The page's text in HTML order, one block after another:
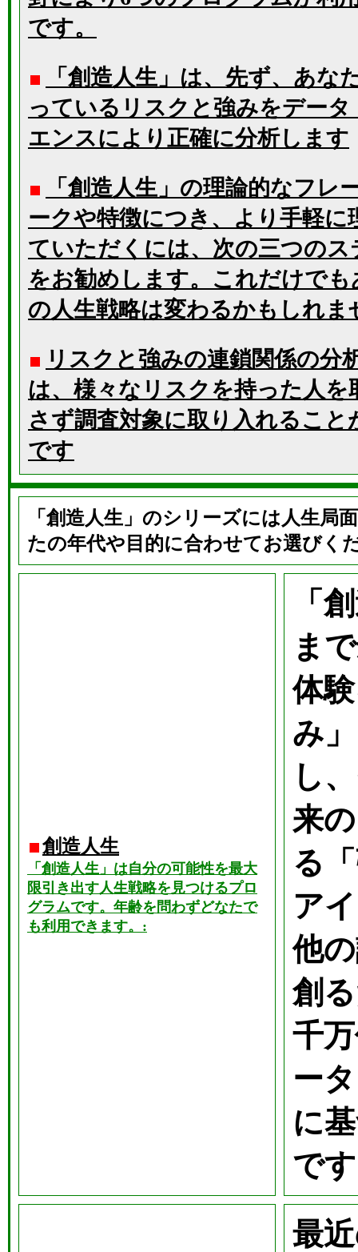
です。
「創造人生」は、先ず、あな
っているリスクと強みをデータ
エンスにより正確に分析します
「創造人生」の理論的なフレ
ークや特徴につき、より手軽に
ていただくには、次の三つのス
をお勧めします。これだけでも
の人生戦略は変わるかもしれま
リスクと強みの連鎖関係の分
は、様々なリスクを持った人を
さず調査対象に取り入れること
です
「創造人生」のシリーズには人生
たの年代や目的に合わせてお選びく
創造人生
「創造人生」は自分の可能性を最大
限引き出す人生戦略を見つけるプロ
グラムです。年齢を問わずどなたで
も利用できます。:
「
ま
体
み
し
来
る
ア
他
創
千
ー
に
です
最